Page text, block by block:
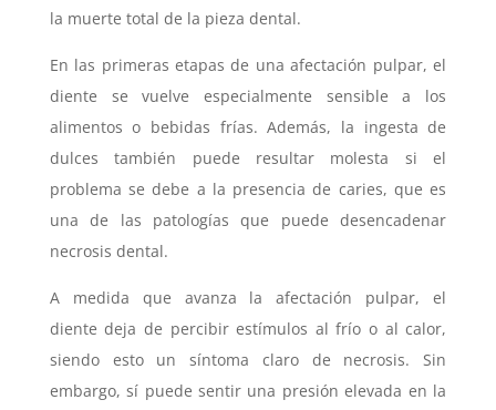
la muerte total de la pieza dental.
En las primeras etapas de una afectación pulpar, el
diente se vuelve especialmente sensible a los
alimentos o bebidas frías. Además, la ingesta de
dulces también puede resultar molesta si el
problema se debe a la presencia de caries, que es
una de las patologías que puede desencadenar
necrosis dental.
A medida que avanza la afectación pulpar, el
diente deja de percibir estímulos al frío o al calor,
siendo esto un síntoma claro de necrosis. Sin
embargo, sí puede sentir una presión elevada en la